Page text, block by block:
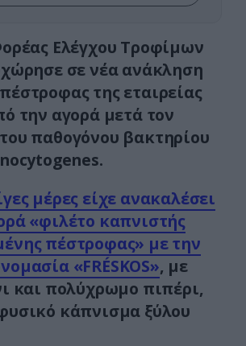
Ελέγχου Τροφίμων
σε νέα ανάκληση
της εταιρείας
την αγορά μετά τον
παθογόνου βακτηρίου
μέρες είχε ανακαλέσει
«φιλέτο καπνιστής
πέστροφας» με την
«FRÉSKOS», με
και πολύχρωμο πιπέρι,
κάπνισμα ξύλου